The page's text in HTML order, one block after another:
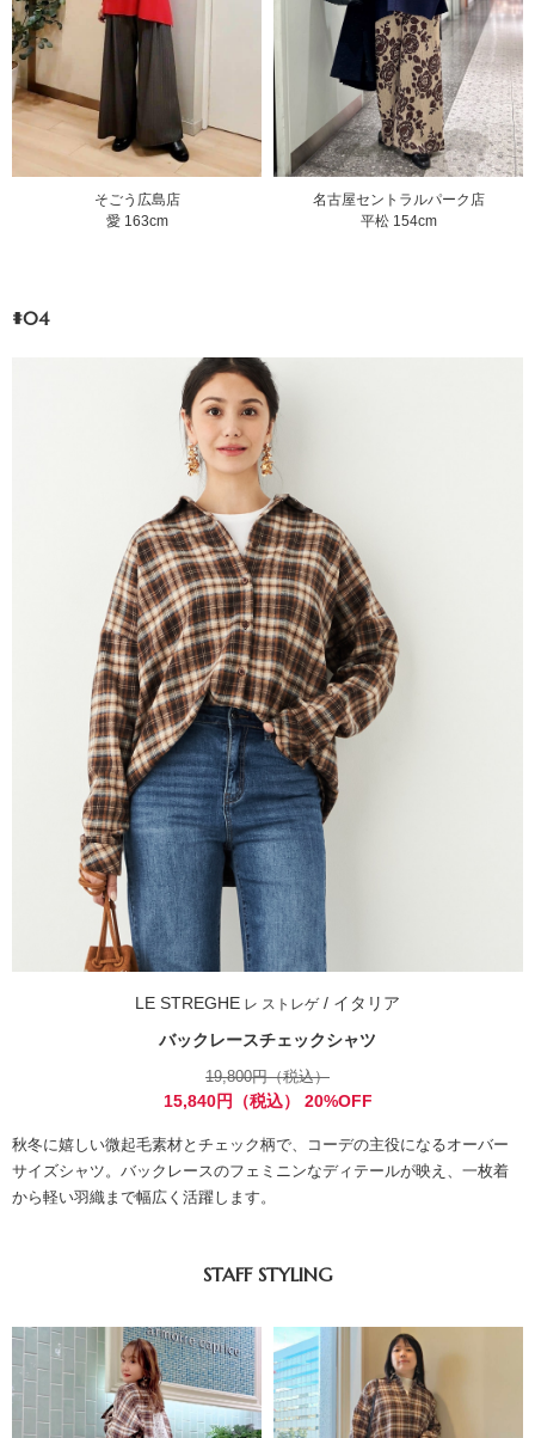
そごう広島店
愛 163cm
名古屋セントラルパーク店
平松 154cm
#04
LE STREGHE レ ストレゲ/ イタリア
バックレースチェックシャツ
19,800円（税込）
15,840円（税込） 20%OFF
秋冬に嬉しい微起毛素材とチェック柄で、コーデの主役になるオーバー
サイズシャツ。バックレースのフェミニンなディテールが映え、一枚着
から軽い羽織まで幅広く活躍します。
STAFF STYLING